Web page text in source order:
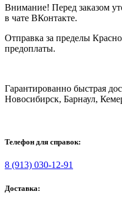
Внимание! Перед заказом
в чате ВКонтакте.
Отправка за пределы
предоплаты.
Гарантированно быстрая
Новосибирск, Барнаул,
Телефон для справок:
8 (913) 030-12-91
Доставка: